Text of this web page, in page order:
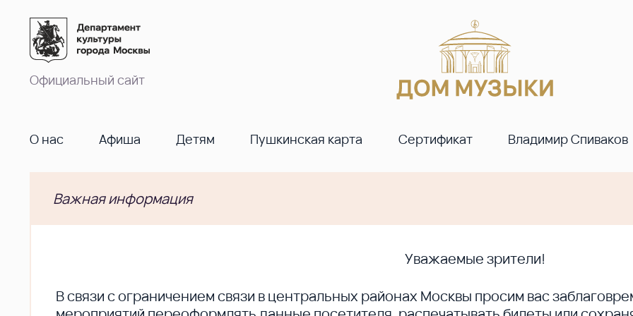
Официальный сайт
О нас Афиша Детям Пушкинская карта Сертификат Владимир Спиваков
Важная информация
Уважаемые зрители!
В cвязи с ограничением связи в центральных районах Москвы просим вас